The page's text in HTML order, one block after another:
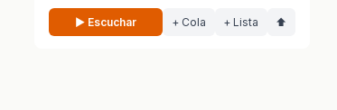
▶ Escuchar + Cola + Lista ⬆